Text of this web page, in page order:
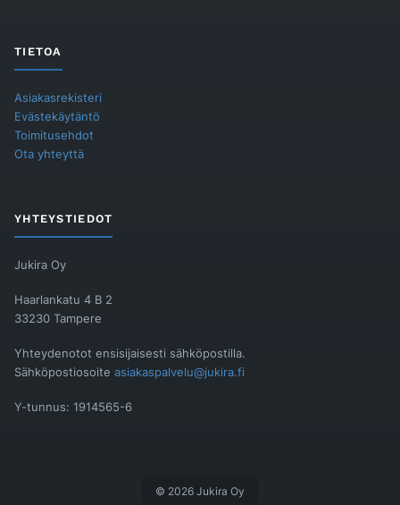
TIETOA
Asiakasrekisteri
Evästekäytäntö
Toimitusehdot
Ota yhteyttä
YHTEYSTIEDOT
Jukira Oy
Haarlankatu 4 B 2
33230 Tampere
Yhteydenotot ensisijaisesti sähköpostilla.
Sähköpostiosoite asiakaspalvelu@jukira.fi
Y-tunnus: 1914565-6
© 2026 Jukira Oy